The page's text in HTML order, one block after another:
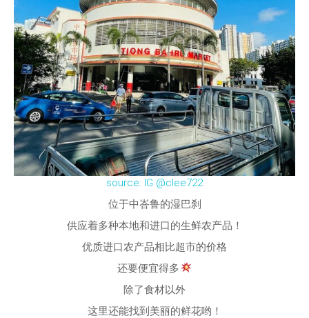
source: IG @clee722
位于中峇鲁的湿巴刹
供应着多种本地和进口的生鲜农产品！
优质进口农产品相比超市的价格
还要便宜得多
除了食材以外
这里还能找到美丽的鲜花哟！